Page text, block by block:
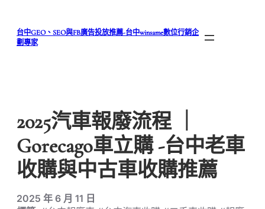
台中GEO、SEO與FB廣告投放推薦-台中winsame數位行銷企
劃專家
2025汽車報廢流程 ｜
Gorecago車立購 -台中老車
收購與中古車收購推薦
2025 年 6 月 11 日